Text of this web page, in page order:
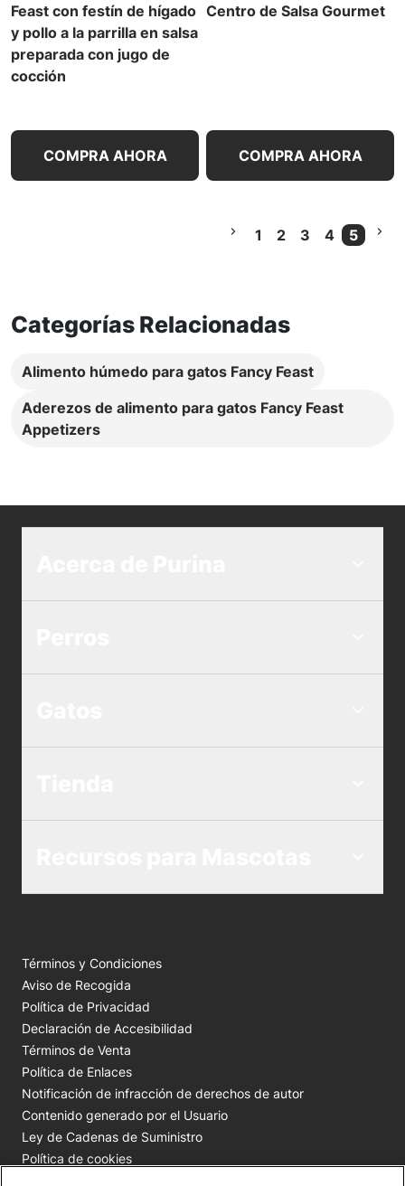
Feast con festín de hígado
y pollo a la parrilla en salsa
preparada con jugo de
cocción
COMPRA AHORA
Centro de Salsa Gourmet
COMPRA AHORA
1 2 3 4 5
Categorías Relacionadas
Alimento húmedo para gatos Fancy Feast
Aderezos de alimento para gatos Fancy Feast
Appetizers
Términos y Condiciones
Aviso de Recogida
Política de Privacidad
Declaración de Accesibilidad
Términos de Venta
Política de Enlaces
Notificación de infracción de derechos de autor
Contenido generado por el Usuario
Ley de Cadenas de Suministro
Política de cookies